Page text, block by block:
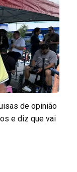
de opinião
e diz que vai